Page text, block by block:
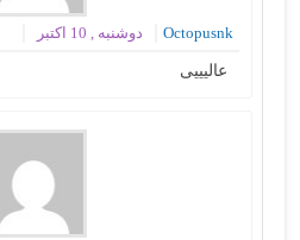
Octopusnk دوشنبه , 10 اکتبر
عالیییی